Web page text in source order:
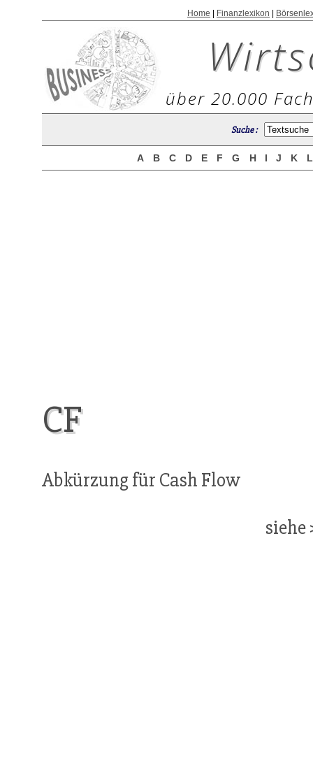
Home Finanzlexikon
über 20.000
Suche :
A B C D E F G H I J K
CF
Abkürzung für Cash Flow
siehe